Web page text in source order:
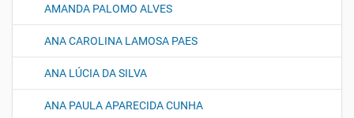
AMANDA PALOMO ALVES
ANA CAROLINA LAMOSA PAES
ANA LÚCIA DA SILVA
ANA PAULA APARECIDA CUNHA